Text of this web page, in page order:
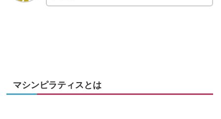
マシンピラティスとは